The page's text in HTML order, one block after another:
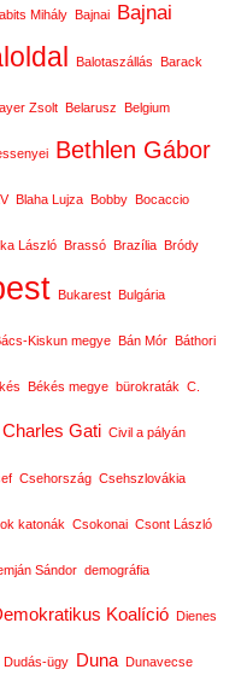
Mihály Bajnai Bajnai
Balotaszállás Barack
Zsolt Belarusz Belgium
Bethlen Gábor
Blaha Lujza Bobby Bocaccio
László Brassó Brazília Bródy
Bukarest Bulgária
Kiskun megye Bán Mór Báthori
Békés megye bürokraták C.
Charles Gati Civil a pályán
Csehország Csehszlovákia
katonák Csokonai Csont László
Sándor demográfia
Koalíció Dienes
Dudás-ügy Duna Dunavecse